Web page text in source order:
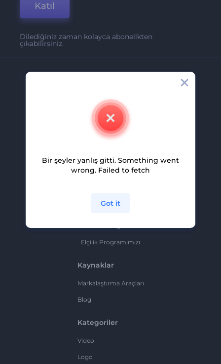
Katıl
Dilediğiniz zaman kolayca abonelikten
çıkabilirsiniz.
İletişim
Kariyer
Ortaklık Programı
Elçilik Programımızı
Kaynaklar
Markalaştırma Araçları
Blog
Kategoriler
Video
Logo
Bir şeyler yanlış gitti. Something went
wrong. Failed to fetch
Got it